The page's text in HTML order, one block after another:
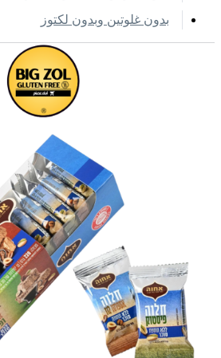
بدون غلوتين وبدون لكتوز